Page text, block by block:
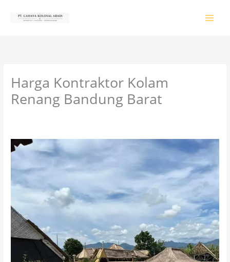
Harga Kontraktor Kolam
Renang Bandung Barat